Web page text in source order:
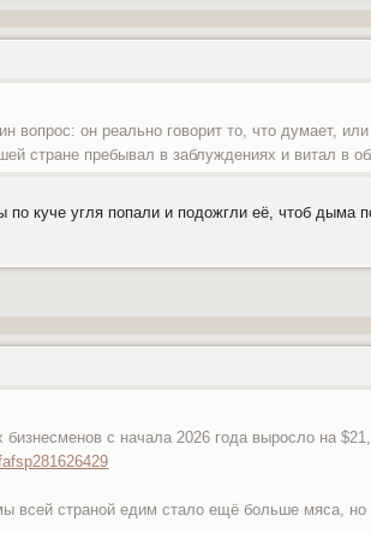
вопрос: он реально говорит то, что думает,
стране пребывал в заблуждениях и витал в
по куче угля попали и подожгли её, чтоб
бизнесменов с начала 2026 года выросло на
всей страной едим стало ещё больше мяса,